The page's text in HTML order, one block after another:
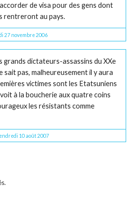
de visa pour des gens dont
rentreront au pays.
27 novembre 2006
grands dictateurs-assassins du XXe
sait pas, malheureusement il y aura
victimes sont les Etatsuniens
à la boucherie aux quatre coins
les résistants comme
10 août 2007